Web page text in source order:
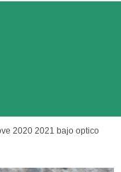
2020 2021 bajo optico